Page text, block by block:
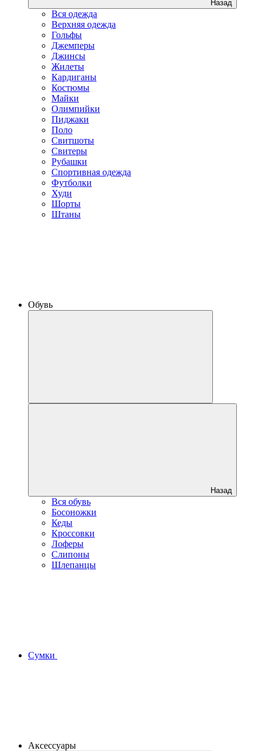
Назад
Вся одежда
Верхняя одежда
Гольфы
Джемперы
Джинсы
Жилеты
Кардиганы
Костюмы
Майки
Олимпийки
Пиджаки
Поло
Свитшоты
Свитеры
Рубашки
Спортивная одежда
Футболки
Худи
Шорты
Штаны
Обувь
Назад
Вся обувь
Босоножки
Кеды
Кроссовки
Лоферы
Слипоны
Шлепанцы
Сумки
Аксессуары